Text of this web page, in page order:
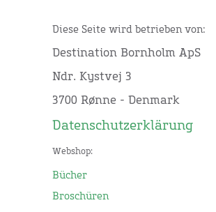
Diese Seite wird betrieben von:
Destination Bornholm ApS
Ndr. Kystvej 3
3700 Rønne - Denmark
Datenschutzerklärung
Webshop:
Bücher
Broschüren